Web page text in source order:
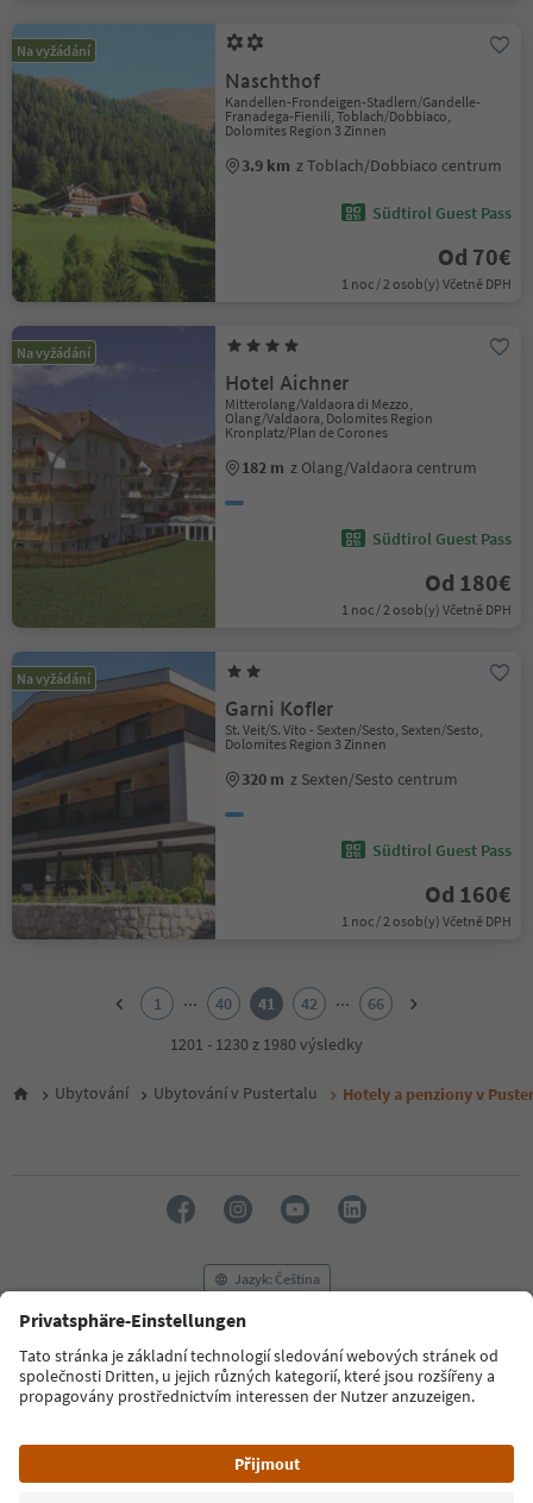
Na vyžádání
Naschthof
Kandellen-Frondeigen-Stadlern/Gandelle-
Franadega-Fienili, Toblach/Dobbiaco,
Dolomites Region 3 Zinnen
3.9 km z Toblach/Dobbiaco centrum
Südtirol Guest Pass
Od 70€
1 noc / 2 osob(y) Včetně DPH
Na vyžádání
Hotel Aichner
Mitterolang/Valdaora di Mezzo,
Olang/Valdaora, Dolomites Region
Kronplatz/Plan de Corones
182 m z Olang/Valdaora centrum
Südtirol Guest Pass
Od 180€
1 noc / 2 osob(y) Včetně DPH
Na vyžádání
Garni Kofler
St. Veit/S. Vito - Sexten/Sesto, Sexten/Sesto,
Dolomites Region 3 Zinnen
320 m z Sexten/Sesto centrum
Südtirol Guest Pass
Od 160€
1 noc / 2 osob(y) Včetně DPH
6
16
17
18
19
21
1 ... 40 41 42 ...
66
1201 - 1230 z 1980 výsledky
Ubytování Ubytování v Pustertalu Hotely a penziony v
Jazyk: Čeština
FAQ Kontaktujte nás Tisk
MICE
Zásady ochrany osobních údajů
Podmínky a ujednání
Tiráž
Prohlášení o přístupnosti